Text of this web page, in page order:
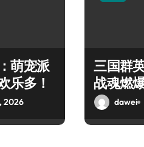
萌宠派
乐多！
2026
三国群
战魂燃
dawei